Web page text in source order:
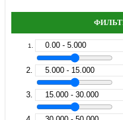
0.00 - 5.000
5.000 - 15.000
15.000 - 30.000